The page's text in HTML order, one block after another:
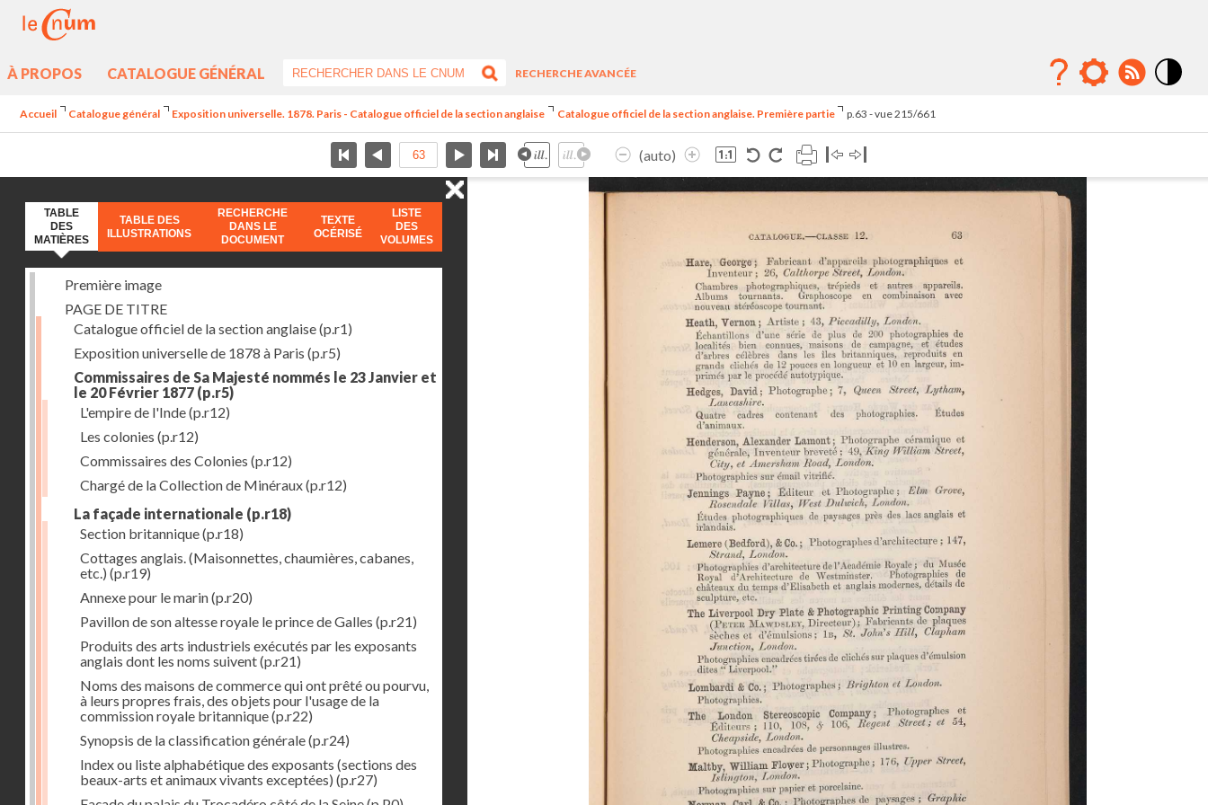
À PROPOS CATALOGUE GÉNÉRAL
RECHERCHE AVANCÉE
Accueil Catalogue général Exposition universelle. 1878. Paris - Catalogue officiel de la section anglaise Catalogue officiel de la section anglaise. Première partie p.63 - vue 215/661
(auto)
TABLE
DES
MATIÈRES
TABLE DES
ILLUSTRATIONS
RECHERCHE
DANS LE
DOCUMENT
TEXTE
OCÉRISÉ
LISTE
DES
VOLUMES
Première image
PAGE DE TITRE
Catalogue officiel de la section anglaise(p.r1)
Exposition universelle de 1878 à Paris (p.r5)
Commissaires de Sa Majesté nommés le 23 Janvier et
le 20 Février 1877 (p.r5)
L'empire de l'Inde(p.r12)
Les colonies (p.r12)
Commissaires des Colonies (p.r12)
Chargé de la Collection de Minéraux(p.r12)
La façade internationale (p.r18)
Section britannique(p.r18)
Cottages anglais. (Maisonnettes, chaumières, cabanes,
etc.) (p.r19)
Annexe pour le marin(p.r20)
Pavillon de son altesse royale le prince de Galles (p.r21)
Produits des arts industriels exécutés par les exposants
anglais dont les noms suivent(p.r21)
Noms des maisons de commerce qui ont prêté ou pourvu,
à leurs propres frais, des objets pour l'usage de la
commission royale britannique(p.r22)
Synopsis de la classification générale(p.r24)
Index ou liste alphabétique des exposants (sections des
beaux-arts et animaux vivants exceptées) (p.r27)